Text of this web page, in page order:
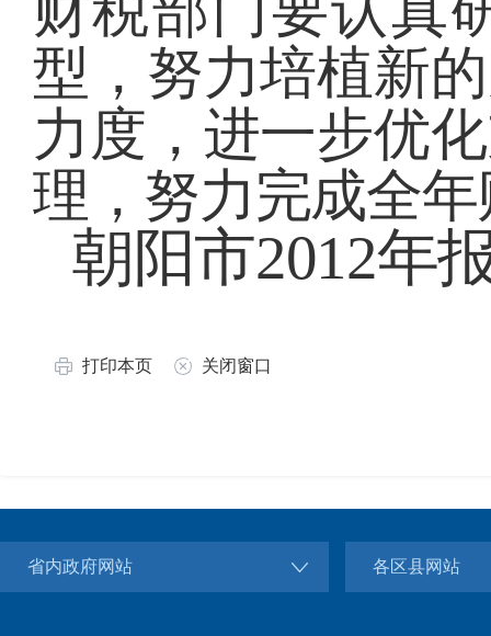
型，努力培植新
力度，进一步优
理， 努力完成全
朝阳市2012年
打印本页 关闭窗口
省内政府网站 各区县网站